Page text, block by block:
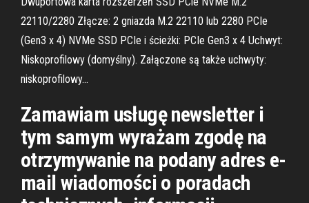
22110/2280 Złącze: 2 gniazda M.2 22110 lub 2280 PCIe
(Gen3 x 4) NVMe SSD PCIe i ścieżki: PCIe Gen3 x 4 Uchwyt:
Niskoprofilowy (domyślny). Załączone są także uchwyty:
niskoprofilowy…
Zamawiam usługę newsletter i
tym samym wyrażam zgodę na
otrzymywanie na podany adres e-
mail wiadomości o poradach